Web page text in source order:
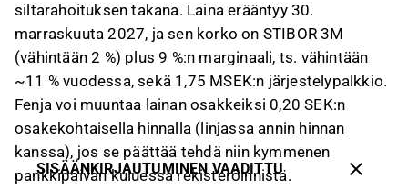
siltarahoituksen takana. Laina erääntyy 30.
marraskuuta 2027, ja sen korko on STIBOR 3M
(vähintään 2 %) plus 9 %:n marginaali, ts. vähintään
~11 % vuodessa, sekä 1,75 MSEK:n järjestelypalkkio.
Fenja voi muuntaa lainan osakkeiksi 0,20 SEK:n
osakekohtaisella hinnalla (linjassa annin hinnan
kanssa), jos se päättää tehdä niin kymmenen
pankkipäivän kuluessa rekisteröinnistä.
SISÄÄNKIRJAUTUMINEN VAADITTU